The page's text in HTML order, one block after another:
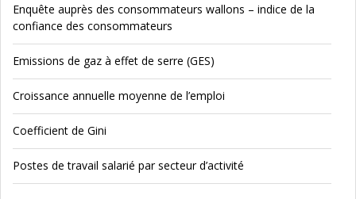
Enquête auprès des consommateurs wallons – indice de la
confiance des consommateurs
Emissions de gaz à effet de serre (GES)
Croissance annuelle moyenne de l’emploi
Coefficient de Gini
Postes de travail salarié par secteur d’activité